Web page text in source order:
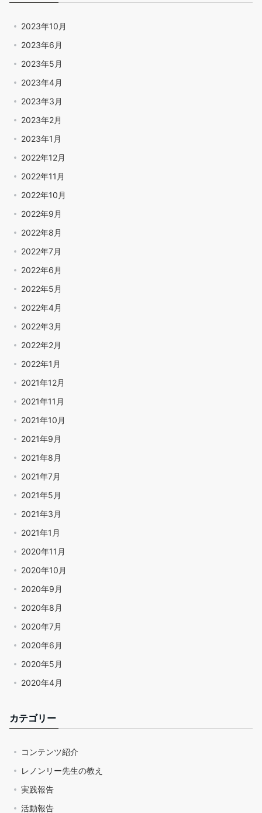
2023年10月
2023年6月
2023年5月
2023年4月
2023年3月
2023年2月
2023年1月
2022年12月
2022年11月
2022年10月
2022年9月
2022年8月
2022年7月
2022年6月
2022年5月
2022年4月
2022年3月
2022年2月
2022年1月
2021年12月
2021年11月
2021年10月
2021年9月
2021年8月
2021年7月
2021年5月
2021年3月
2021年1月
2020年11月
2020年10月
2020年9月
2020年8月
2020年7月
2020年6月
2020年5月
2020年4月
カテゴリー
コンテンツ紹介
レノンリー先生の教え
実践報告
活動報告